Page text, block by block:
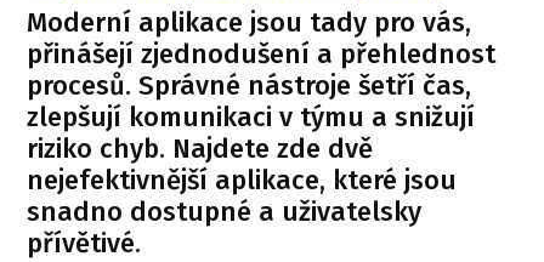
Moderní aplikace jsou tady pro vás,
přinášejí zjednodušení a přehlednost
procesů. Správné nástroje šetří čas,
zlepšují komunikaci v týmu a snižují
riziko chyb. Najdete zde dvě
nejefektivnější aplikace, které jsou
snadno dostupné a uživatelsky
přívětivé.